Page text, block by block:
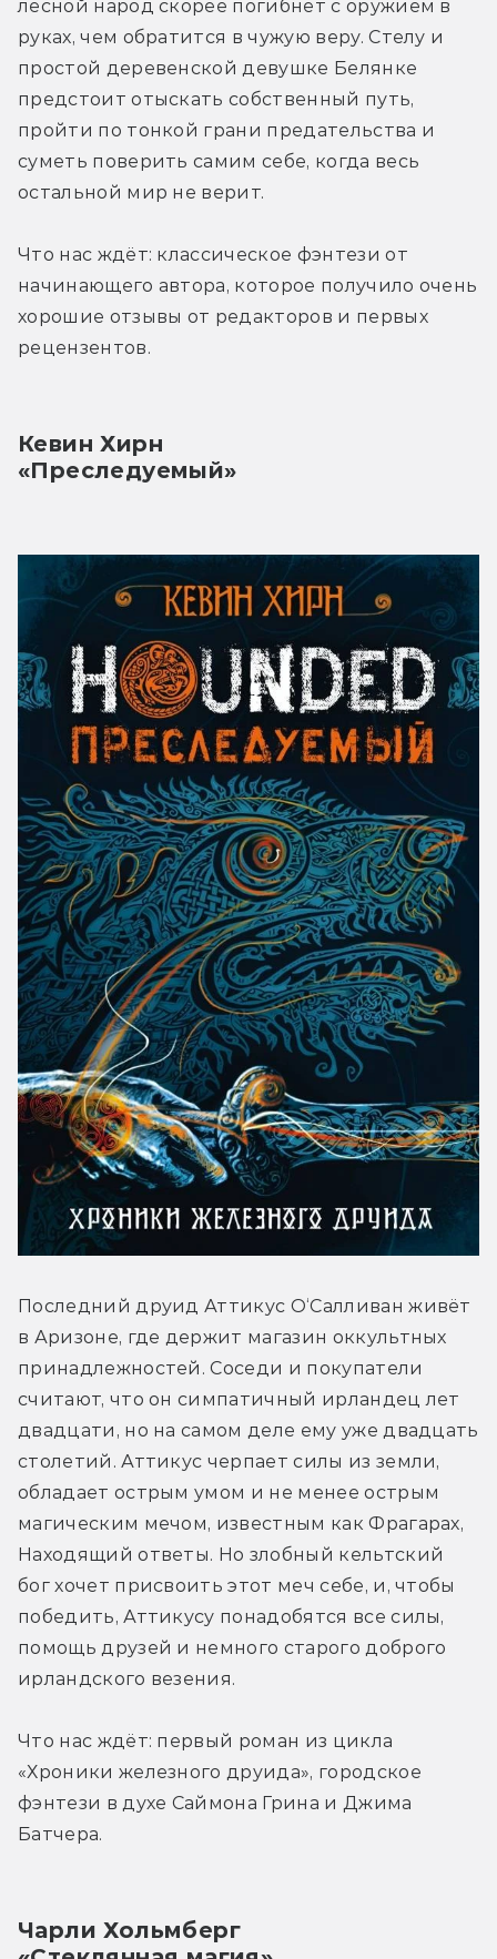
лесной народ скорее погибнет с оружием в
руках, чем обратится в чужую веру. Стелу и
простой деревенской девушке Белянке
предстоит отыскать собственный путь,
пройти по тонкой грани предательства и
суметь поверить самим себе, когда весь
остальной мир не верит.
Что нас ждёт: классическое фэнтези от
начинающего автора, которое получило очень
хорошие отзывы от редакторов и первых
рецензентов.
Кевин Хирн
«Преследуемый»
Последний друид Аттикус О‘Салливан живёт
в Аризоне, где держит магазин оккультных
принадлежностей. Соседи и покупатели
считают, что он симпатичный ирландец лет
двадцати, но на самом деле ему уже двадцать
столетий. Аттикус черпает силы из земли,
обладает острым умом и не менее острым
магическим мечом, известным как Фрагарах,
Находящий ответы. Но злобный кельтский
бог хочет присвоить этот меч себе, и, чтобы
победить, Аттикусу понадобятся все силы,
помощь друзей и немного старого доброго
ирландского везения.
Что нас ждёт: первый роман из цикла
«Хроники железного друида», городское
фэнтези в духе Саймона Грина и Джима
Батчера.
Чарли Хольмберг